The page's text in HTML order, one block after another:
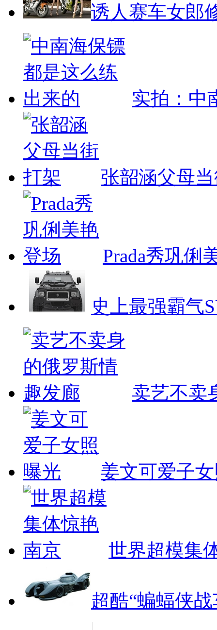
诱人赛车女郎
实拍：中
张韶涵父母
Prada秀巩俐
史上最强霸气
卖艺不卖
姜文可爱子
世界超模集
超酷“蝙蝠侠